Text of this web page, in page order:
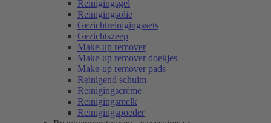
Reinigingsgel
Reinigingsolie
Gezichtreinigingssets
Gezichtszeep
Make-up remover
Make-up remover doekjes
Make-up remover pads
Reinigend schuim
Reinigingscrème
Reinigingsmelk
Reinigingspoeder